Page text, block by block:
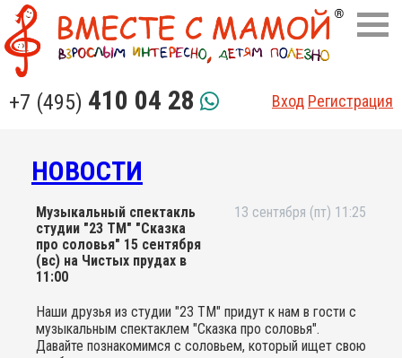
+7 (495) 410 04 28 Вход Регистрация
НОВОСТИ
Музыкальный спектакль
студии "23 ТМ" "Сказка
про соловья" 15 сентября
(вс) на Чистых прудах в
11:00
13 сентября (пт) 11:25
Наши друзья из студии "23 ТМ" придут к нам в гости с
музыкальным спектаклем "Сказка про соловья".
Давайте познакомимся с соловьем, который ищет свою